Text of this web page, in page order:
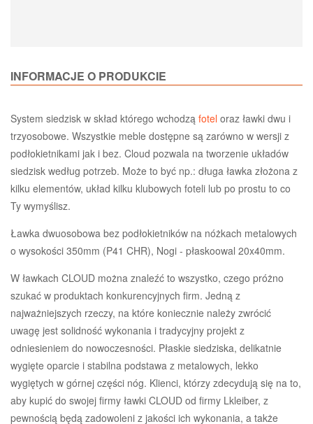
INFORMACJE O PRODUKCIE
System siedzisk w skład którego wchodzą fotel oraz ławki dwu i
trzyosobowe. Wszystkie meble dostępne są zarówno w wersji z
podłokietnikami jak i bez. Cloud pozwala na tworzenie układów
siedzisk według potrzeb. Może to być np.: długa ławka złożona z
kilku elementów, układ kilku klubowych foteli lub po prostu to co
Ty wymyślisz.
Ławka dwuosobowa bez podłokietników na nóżkach metalowych
o wysokości 350mm (P41 CHR), Nogi - płaskoowal 20x40mm.
W ławkach CLOUD można znaleźć to wszystko, czego próżno
szukać w produktach konkurencyjnych firm. Jedną z
najważniejszych rzeczy, na które koniecznie należy zwrócić
uwagę jest solidność wykonania i tradycyjny projekt z
odniesieniem do nowoczesności. Płaskie siedziska, delikatnie
wygięte oparcie i stabilna podstawa z metalowych, lekko
wygiętych w górnej części nóg. Klienci, którzy zdecydują się na to,
aby kupić do swojej firmy ławki CLOUD od firmy Lkleiber, z
pewnością będą zadowoleni z jakości ich wykonania, a także